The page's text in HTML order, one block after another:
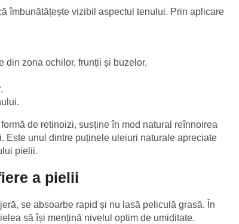
îmbunătățește vizibil aspectul tenului. Prin aplicare
din zona ochilor, frunții și buzelor,
de retinoizi, susține în mod natural reînnoirea
Este unul dintre puținele uleiuri naturale apreciate
pielii.
a pielii
se absoarbe rapid și nu lasă peliculă grasă. În
să își mențină nivelul optim de umiditate.